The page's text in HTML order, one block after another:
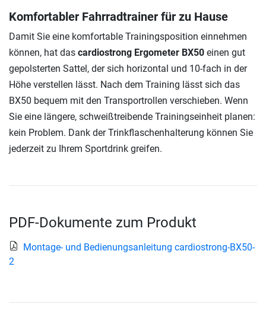
Komfortabler Fahrradtrainer für zu Hause
Damit Sie eine komfortable Trainingsposition einnehmen
können, hat das cardiostrong Ergometer BX50 einen gut
gepolsterten Sattel, der sich horizontal und 10-fach in der
Höhe verstellen lässt. Nach dem Training lässt sich das
BX50 bequem mit den Transportrollen verschieben. Wenn
Sie eine längere, schweißtreibende Trainingseinheit planen:
kein Problem. Dank der Trinkflaschenhalterung können Sie
jederzeit zu Ihrem Sportdrink greifen.
PDF-Dokumente zum Produkt
Montage- und Bedienungsanleitung cardiostrong-BX50-
2